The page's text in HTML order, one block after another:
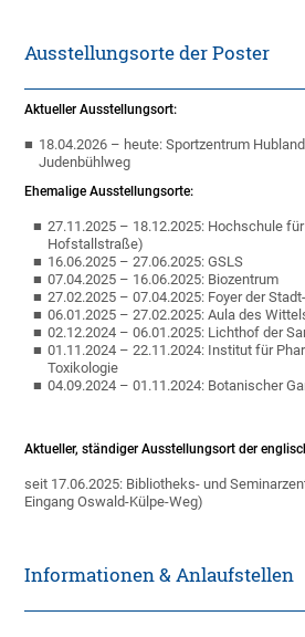
Ausstellungsorte der Poster
Aktueller Ausstellungsort:
18.04.2026 – heute: Sportzentrum
Judenbühlweg
Ehemalige Ausstellungsorte:
27.11.2025 – 18.12.2025: Hochschule
Hofstallstraße)
16.06.2025 – 27.06.2025: GSLS
07.04.2025 – 16.06.2025: Biozentrum
27.02.2025 – 07.04.2025: Foyer der
06.01.2025 – 27.02.2025: Aula des
02.12.2024 – 06.01.2025: Lichthof der
01.11.2024 – 22.11.2024: Institut für
Toxikologie
04.09.2024 – 01.11.2024: Botanischer
Aktueller, ständiger Ausstellungsort der
seit 17.06.2025: Bibliotheks- und
Eingang Oswald-Külpe-Weg)
Informationen & Anlaufstellen